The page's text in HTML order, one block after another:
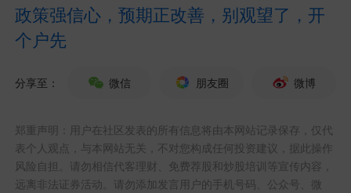
政策强信心，预期正改善，别观望了，开
个户先
分享至： 微信 朋友圈 微博
郑重声明：用户在社区发表的所有信息将由本网站记录保存，仅代
表个人观点，与本网站无关，不对您构成任何投资建议，据此操作
风险自担。请勿相信代客理财、免费荐股和炒股培训等宣传内容，
远离非法证券活动。请勿添加发言用户的手机号码、公众号、微